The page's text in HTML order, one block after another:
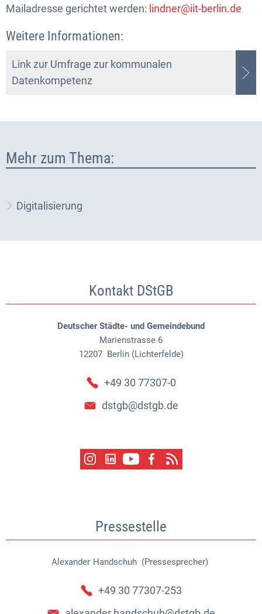
Mailadresse gerichtet werden: lindner@iit-berlin.de
Weitere Informationen:
Link zur Umfrage zur kommunalen
Datenkompetenz
Mehr zum Thema:
Digitalisierung
Kontakt DStGB
Deutscher Städte- und Gemeindebund
Marienstrasse 6
12207 Berlin (Lichterfelde)
+49 30 77307-0
dstgb@dstgb.de
Pressestelle
Alexander Handschuh (Pressesprecher)
Alexander Handschuh
+49 30 77307-253